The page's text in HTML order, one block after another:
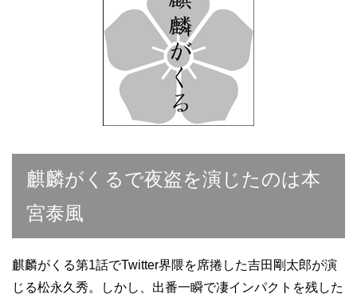
麒麟がくるで夜盗を演じたのは本
宮泰風
麒麟がくる第1話でTwitter界隈を席捲した吉田剛太郎が演
じる松永久秀。しかし、出番一瞬で凄インパクトを残した